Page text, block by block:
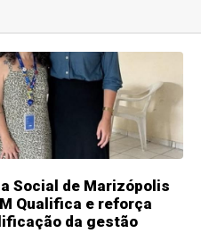
Social de Marizópolis
Qualifica e reforça
da gestão